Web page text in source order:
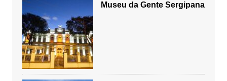
Museu da Gente Sergipana